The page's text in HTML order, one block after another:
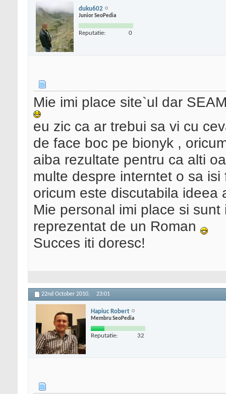
duku602
Junior SeoPedia
Reputatie: 0
Mie imi place site`ul dar
eu zic ca ar trebui sa vi cu
de face boc pe bionyk ,
aiba rezultate pentru ca alti
multe despre interntet o sa
oricum este discutabila ideea
Mie personal imi place si
reprezentat de un Roman
Succes iti doresc!
22nd October 2010, 23:01
Hapiuc Robert
Membru SeoPedia
Reputatie: 32